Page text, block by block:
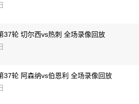
37轮 切尔西vs热刺 全场录像回放
37轮 阿森纳vs伯恩利 全场录像回放